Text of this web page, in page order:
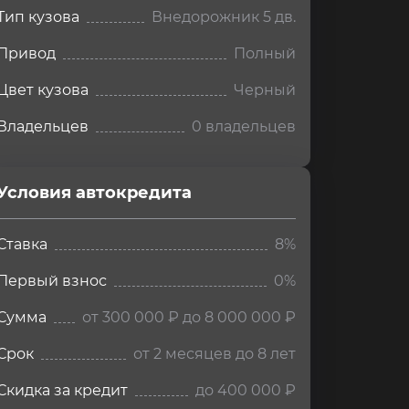
кузова Внедорожник 5 дв.
Полный
кузова Черный
0 владельцев
автокредита
8%
взнос 0%
от 300 000 ₽ до 8 000 000 ₽
от 2 месяцев до 8 лет
за кредит до 400 000 ₽